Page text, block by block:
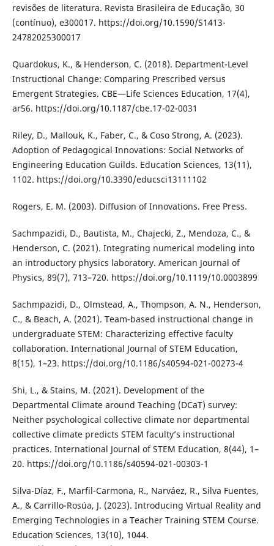
revisões de literatura. Revista Brasileira de Educação, 30
(contínuo), e300017. https://doi.org/10.1590/S1413-
24782025300017
Quardokus, K., & Henderson, C. (2018). Department-Level
Instructional Change: Comparing Prescribed versus
Emergent Strategies. CBE—Life Sciences Education, 17(4),
ar56. https://doi.org/10.1187/cbe.17-02-0031
Riley, D., Mallouk, K., Faber, C., & Coso Strong, A. (2023).
Adoption of Pedagogical Innovations: Social Networks of
Engineering Education Guilds. Education Sciences, 13(11),
1102. https://doi.org/10.3390/educsci13111102
Rogers, E. M. (2003). Diffusion of Innovations. Free Press.
Sachmpazidi, D., Bautista, M., Chajecki, Z., Mendoza, C., &
Henderson, C. (2021). Integrating numerical modeling into
an introductory physics laboratory. American Journal of
Physics, 89(7), 713–720. https://doi.org/10.1119/10.0003899
Sachmpazidi, D., Olmstead, A., Thompson, A. N., Henderson,
C., & Beach, A. (2021). Team-based instructional change in
undergraduate STEM: Characterizing effective faculty
collaboration. International Journal of STEM Education,
8(15), 1–23. https://doi.org/10.1186/s40594-021-00273-4
Shi, L., & Stains, M. (2021). Development of the
Departmental Climate around Teaching (DCaT) survey:
Neither psychological collective climate nor departmental
collective climate predicts STEM faculty’s instructional
practices. International Journal of STEM Education, 8(44), 1–
20. https://doi.org/10.1186/s40594-021-00303-1
Silva-Díaz, F., Marfil-Carmona, R., Narváez, R., Silva Fuentes,
A., & Carrillo-Rosúa, J. (2023). Introducing Virtual Reality and
Emerging Technologies in a Teacher Training STEM Course.
Education Sciences, 13(10), 1044.